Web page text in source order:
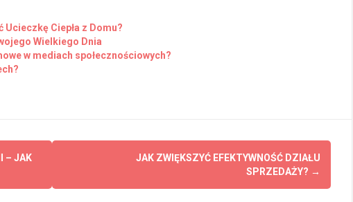
Ucieczkę Ciepła z Domu?
Wielkiego Dnia
w mediach społecznościowych?
– JAK
JAK ZWIĘKSZYĆ EFEKTYWNOŚĆ DZIAŁU
SPRZEDAŻY? →